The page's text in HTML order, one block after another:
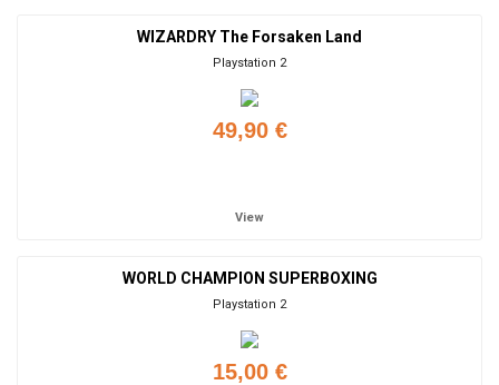
WIZARDRY The Forsaken Land
Playstation 2
49,90 €
View
WORLD CHAMPION SUPERBOXING
Playstation 2
15,00 €